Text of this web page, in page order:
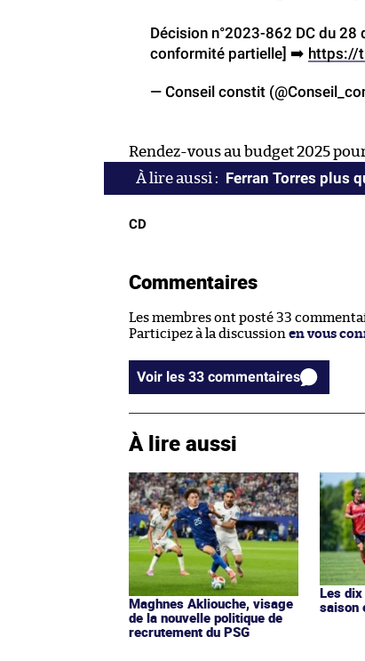
Décision n°2023-862 DC du
conformité partielle] ➡️ https://
— Conseil constit
Rendez-vous au budget 2025
Ferran Torres plus
CD
Commentaires
Les membres ont posté 33
Participez à la discussion en vous
Voir les 33 commentaires
À lire aussi
Maghnes Akliouche, visage
de la nouvelle politique de
recrutement du PSG
Les
saison